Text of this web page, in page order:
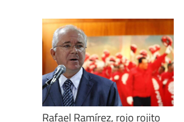
Rafael Ramírez, rojo rojito